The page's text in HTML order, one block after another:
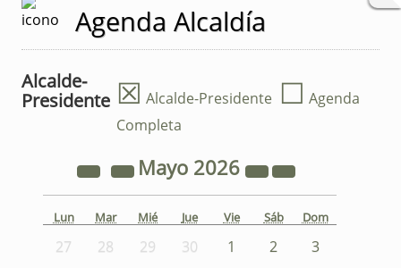
Agenda Alcaldía
Alcalde-
Presidente ☒ Alcalde-Presidente ☐ Agenda
Completa
Mayo 2026
Lun Mar Mié Jue Vie Sáb Dom
27 28 29 30 1 2
3